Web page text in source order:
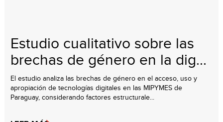
Estudio cualitativo sobre las
brechas de género en la dig...
El estudio analiza las brechas de género en el acceso, uso y
apropiación de tecnologías digitales en las MIPYMES de
Paraguay, considerando factores estructurale...